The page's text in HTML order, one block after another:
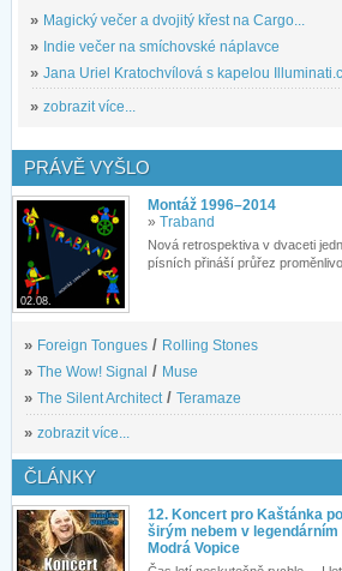
» Magický večer a dvojitý křest na Cargo...
» Indie večer na smíchovské náplavce
» Jana Uriel Kratochvílová s kapelou
» zobrazit více...
PRÁVĚ VYŠLO
02.08.
Montáž 1996–2014
» Traband
Nová retrospektiva v dvaceti
písních přináší průřez
» Foreign Tongues / Rolling Stones
» The Wow! Signal / Muse
» The Silent Architect/ Teramaze
» zobrazit více...
ČLÁNKY
12. Koncert pro Kaštánka
širým nebem v legendárním
Modrá Vopice